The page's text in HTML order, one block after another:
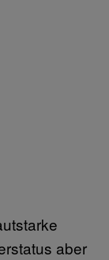
aber